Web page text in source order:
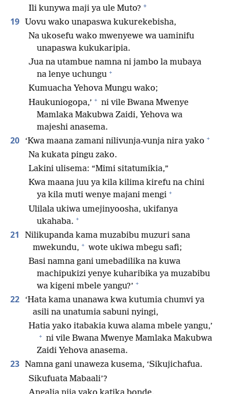
Ili kunywa maji ya ule Muto? *
19 Uovu wako unapaswa kukurekebisha,
Na ukosefu wako mwenyewe wa uaminifu
unapaswa kukukaripia.
Jua na utambue namna ni jambo la mubaya
na lenye uchungu +
Kumuacha Yehova Mungu wako;
Haukuniogopa,’ + ni vile Bwana Mwenye
Mamlaka Makubwa Zaidi, Yehova wa
majeshi anasema.
20 ‘Kwa maana zamani nilivunja-vunja nira yako +
Na kukata pingu zako.
Lakini ulisema: “Mimi sitatumikia,”
Kwa maana juu ya kila kilima kirefu na chini
ya kila muti wenye majani mengi +
Ulilala ukiwa umejinyoosha, ukifanya
ukahaba. +
21
Nilikupanda kama muzabibu muzuri sana
mwekundu, + wote ukiwa mbegu safi;
Basi namna gani umebadilika na kuwa
machipukizi yenye kuharibika ya muzabibu
wa kigeni mbele yangu?’ +
22
‘Hata kama unanawa kwa kutumia chumvi ya
asili na unatumia sabuni nyingi,
Hatia yako itabakia kuwa alama mbele yangu,’
+ ni vile Bwana Mwenye Mamlaka Makubwa
Zaidi Yehova anasema.
23 Namna gani unaweza kusema, ‘Sikujichafua.
Sikufuata Mabaali’?